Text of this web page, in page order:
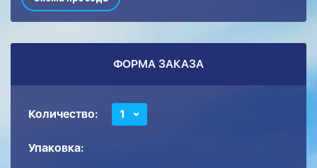
ФОРМА ЗАКАЗА
Количество: 1
Упаковка: